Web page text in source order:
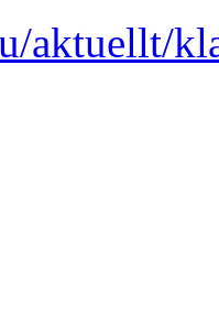
aktuellt/